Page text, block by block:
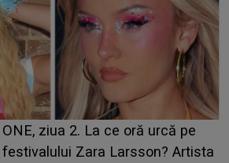
concurentă din "Casa Iubirii" l-a
pe Emanuel. CINE ESTE